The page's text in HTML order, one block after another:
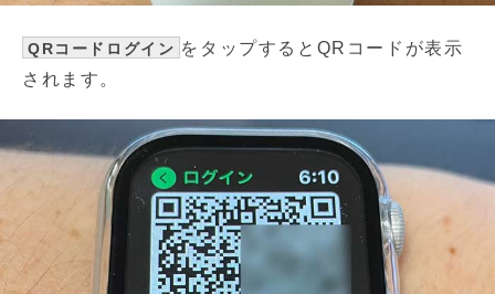
QRコードログイン をタップするとQRコードが表示
されます。